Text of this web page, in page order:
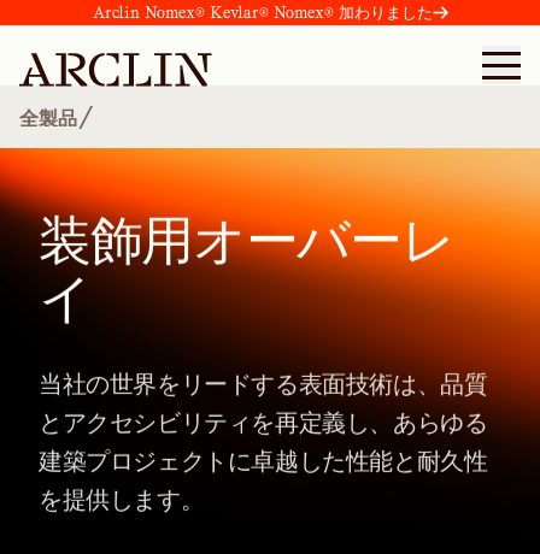
Arclin Nomex® Kevlar® Nomex® 加わりました
全製品/
装飾用オーバーレ
イ
当社の世界をリードする表面技術は、品質
とアクセシビリティを再定義し、あらゆる
建築プロジェクトに卓越した性能と耐久性
を提供します。